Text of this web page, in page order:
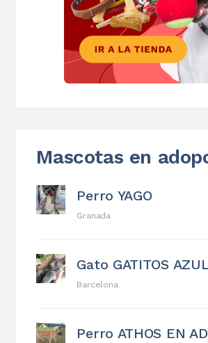
Mascotas en
Perro YAGO
Granada
Gato GATITOS
Barcelona
Perro ATHOS EN